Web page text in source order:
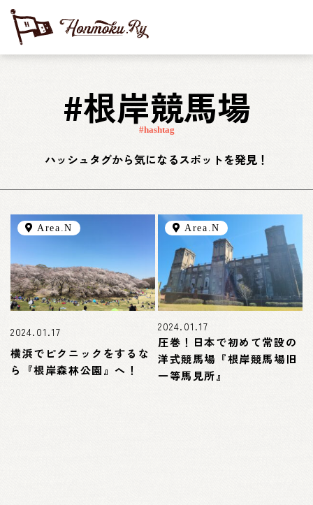
#根岸競馬場
#hashtag
ハッシュタグから気になるスポットを発見！
Area.N
2024.01.17
横浜でピクニックをするな
ら『根岸森林公園』へ！
Area.N
2024.01.17
圧巻！日本で初めて常設の
洋式競馬場『根岸競馬場旧
一等馬見所』